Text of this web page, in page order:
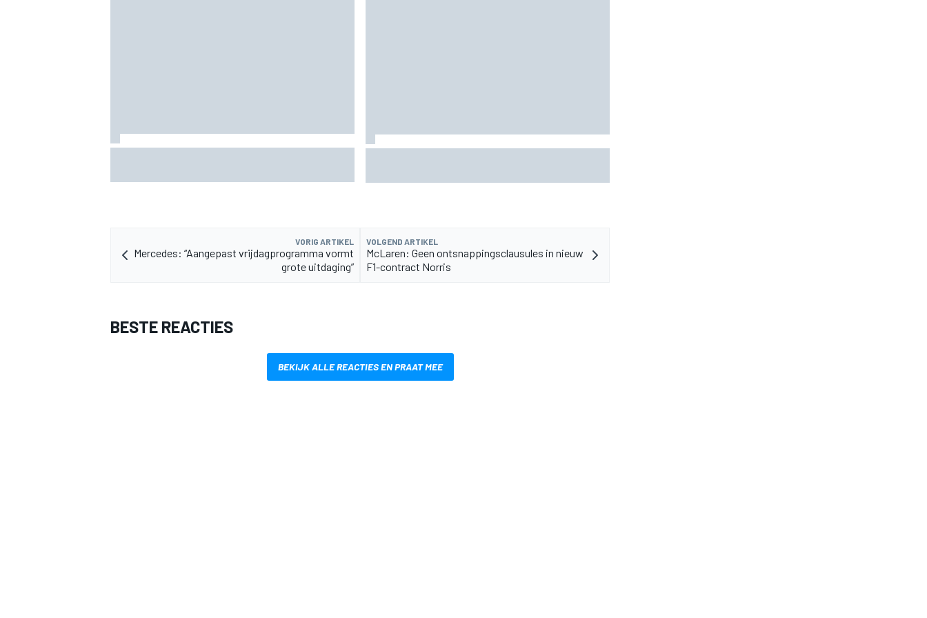
VORIG ARTIKEL
Mercedes: “Aangepast vrijdagprogramma vormt
grote uitdaging”
VOLGEND ARTIKEL
McLaren: Geen ontsnappingsclausules in nieuw
F1-contract Norris
BESTE REACTIES
BEKIJK ALLE REACTIES EN PRAAT MEE